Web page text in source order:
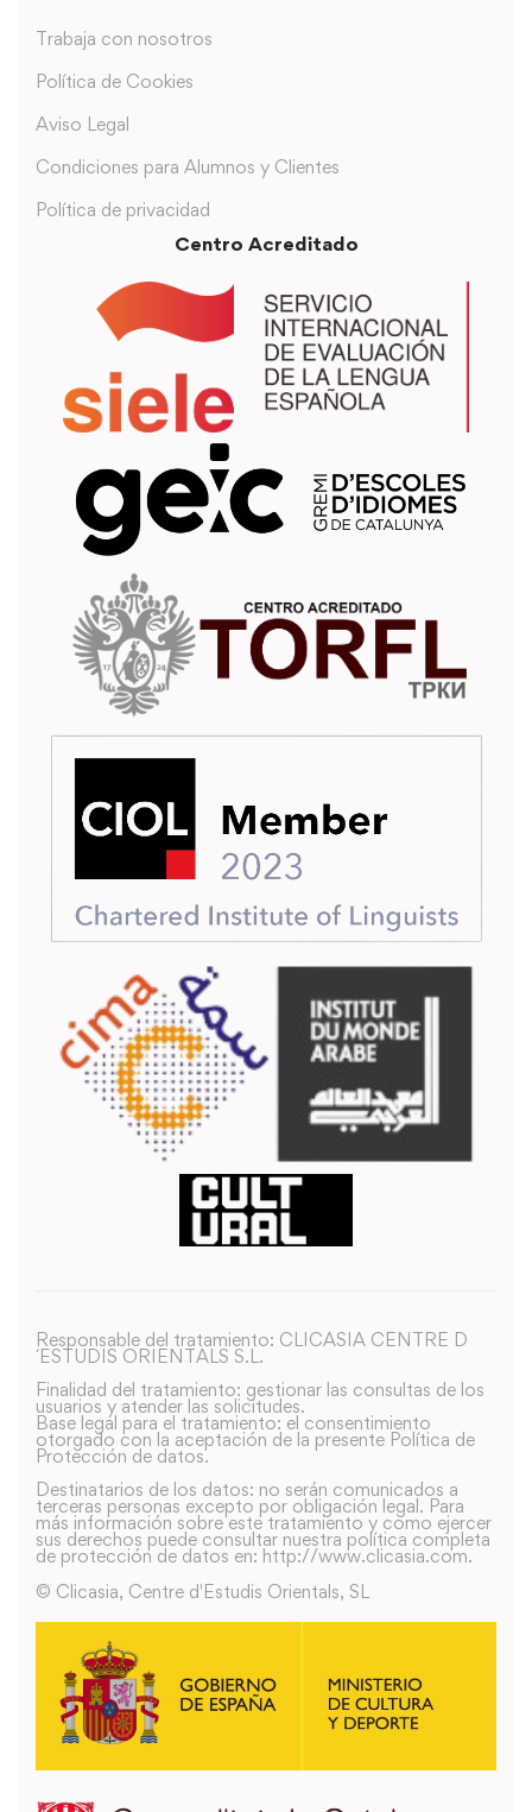
Trabaja con nosotros
Política de Cookies
Aviso Legal
Condiciones para Alumnos y Clientes
Política de privacidad
Centro Acreditado
Responsable del tratamiento: CLICASIA CENTRE D
´ESTUDIS ORIENTALS S.L.
Finalidad del tratamiento: gestionar las consultas de los
usuarios y atender las solicitudes.
Base legal para el tratamiento: el consentimiento
otorgado con la aceptación de la presente Política de
Protección de datos.
Destinatarios de los datos: no serán comunicados a
terceras personas excepto por obligación legal. Para
más información sobre este tratamiento y como ejercer
sus derechos puede consultar nuestra política completa
de protección de datos en: http://www.clicasia.com.
© Clicasia, Centre d'Estudis Orientals, SL